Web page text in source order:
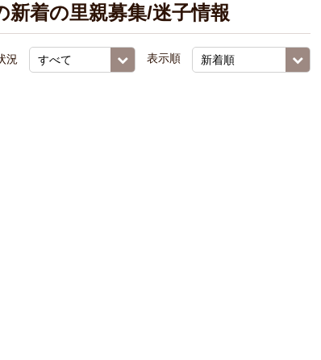
新着の里親募集/迷子情報
況 表示順